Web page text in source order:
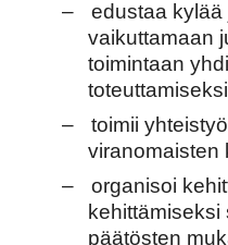
–
edustaa
vaikuttamaan
toimintaan
–
toimii
viranomaisten
–
organisoi
päätösten